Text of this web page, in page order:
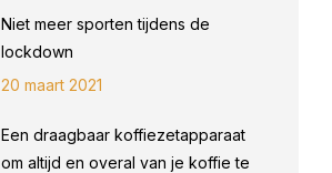
Niet meer sporten tijdens de
lockdown
20 maart 2021
Een draagbaar koffiezetapparaat
om altijd en overal van je koffie te